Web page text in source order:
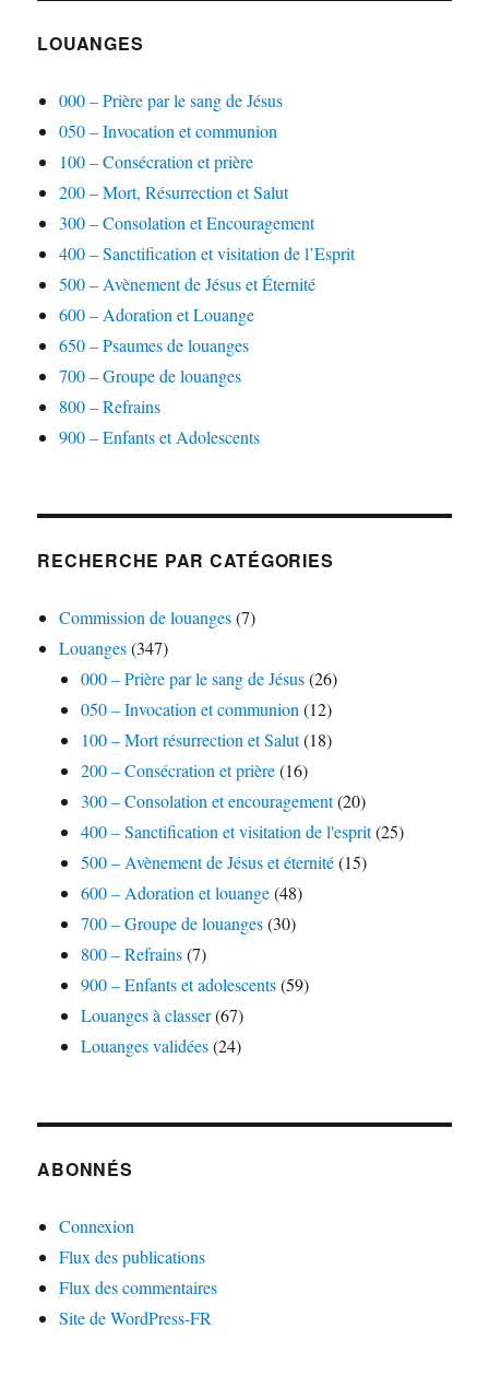
LOUANGES
000 – Prière par le sang de Jésus
050 – Invocation et communion
100 – Consécration et prière
200 – Mort, Résurrection et Salut
300 – Consolation et Encouragement
400 – Sanctification et visitation de l’Esprit
500 – Avènement de Jésus et Éternité
600 – Adoration et Louange
650 – Psaumes de louanges
700 – Groupe de louanges
800 – Refrains
900 – Enfants et Adolescents
RECHERCHE PAR CATÉGORIES
Commission de louanges(7)
Louanges(347)
000 – Prière par le sang de Jésus(26)
050 – Invocation et communion (12)
100 – Mort résurrection et Salut(18)
200 – Consécration et prière(16)
300 – Consolation et encouragement(20)
400 – Sanctification et visitation de l'esprit(25)
500 – Avènement de Jésus et éternité(15)
600 – Adoration et louange(48)
700 – Groupe de louanges(30)
800 – Refrains(7)
900 – Enfants et adolescents(59)
Louanges à classer(67)
Louanges validées(24)
ABONNÉS
Connexion
Flux des publications
Flux des commentaires
Site de WordPress-FR